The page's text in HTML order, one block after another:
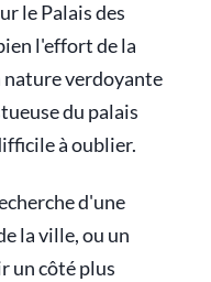
le Palais des
l'effort de la
nature verdoyante
du palais
à oublier.
d'une
la ville, ou un
un côté plus